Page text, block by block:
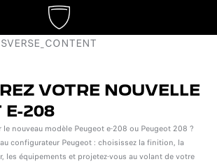
VOTRE NOUVELLE
E-208
nouveau modèle Peugeot e-208 ou Peugeot 208 ?
configurateur Peugeot : choisissez la finition, la
les équipements et projetez-vous au volant de votre